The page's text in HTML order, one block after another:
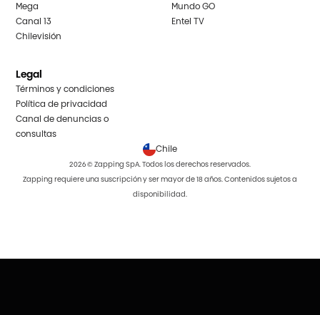
Mega
Canal 13
Chilevisión
Mundo GO
Entel TV
Legal
Términos y condiciones
Política de privacidad
Canal de denuncias o
consultas
Chile
2026 © Zapping SpA. Todos los derechos reservados.
Zapping requiere una suscripción y ser mayor de 18 años. Contenidos sujetos a
disponibilidad.